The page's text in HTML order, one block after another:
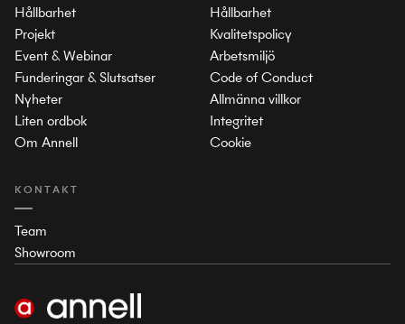
Hållbarhet
Projekt
Event & Webinar
Funderingar & Slutsatser
Nyheter
Liten ordbok
Om Annell
KONTAKT
Team
Showroom
Hållbarhet
Kvalitetspolicy
Arbetsmiljö
Code of Conduct
Allmänna villkor
Integritet
Cookie